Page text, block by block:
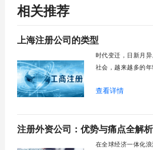
相关推荐
上海注册公司的类型
时代变迁，日新月
社会，越来越多的
所以在创业初期注册
情况下，有几个志
或者有雄心勃勃却无
查看详情
注册外资公司：优势与痛点全解析
在全球经济一体化